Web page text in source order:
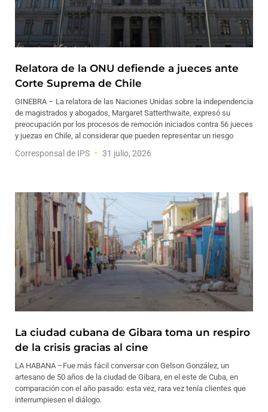
Relatora de la ONU defiende a jueces ante
Corte Suprema de Chile
GINEBRA – La relatora de las Naciones Unidas sobre la independencia
de magistrados y abogados, Margaret Satterthwaite, expresó su
preocupación por los procesos de remoción iniciados contra 56 jueces
y juezas en Chile, al considerar que pueden representar un riesgo
Corresponsal de IPS 31 julio, 2026
La ciudad cubana de Gibara toma un respiro
de la crisis gracias al cine
LA HABANA –Fue más fácil conversar con Gelson González, un
artesano de 50 años de la ciudad de Gibara, en el este de Cuba, en
comparación con el año pasado: esta vez, rara vez tenía clientes que
interrumpiesen el diálogo.